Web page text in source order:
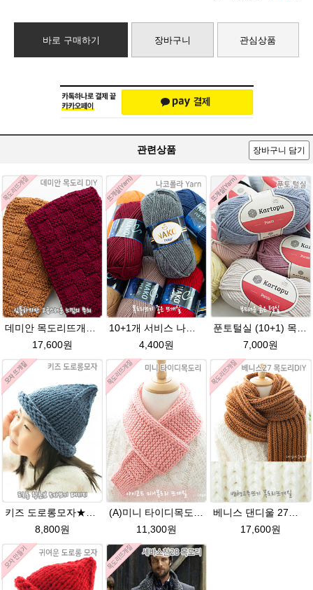
바로 구매하기 장바구니 관심상품
관련상품 장바구니 담기
데미안 목도리뜨개질 패키지 (댄디울4볼+도안+줄바늘8호)
17,600원
10+1개 서비스 나코폴라 털실/폴라뜨개실 목도리뜨개질 수입뜨개실
4,400원
푼토털실 (10+1) 목도리 푼토뜨개실 부드러운실
7,000원
8,800원
11,300원
17,600원